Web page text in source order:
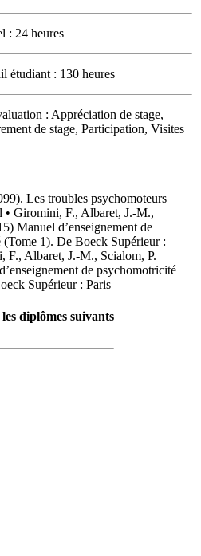
: 24 heures
étudiant : 130 heures
: Appréciation de stage,
de stage, Participation, Visites
Les troubles psychomoteurs
• Giromini, F., Albaret, J.-M.,
Manuel d’enseignement de
1). De Boeck Supérieur :
F., Albaret, J.-M., Scialom, P.
de psychomotricité
Supérieur : Paris
diplômes suivants